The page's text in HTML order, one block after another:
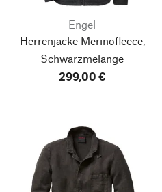
Engel
Herrenjacke Merinofleece,
Schwarzmelange
299,00 €